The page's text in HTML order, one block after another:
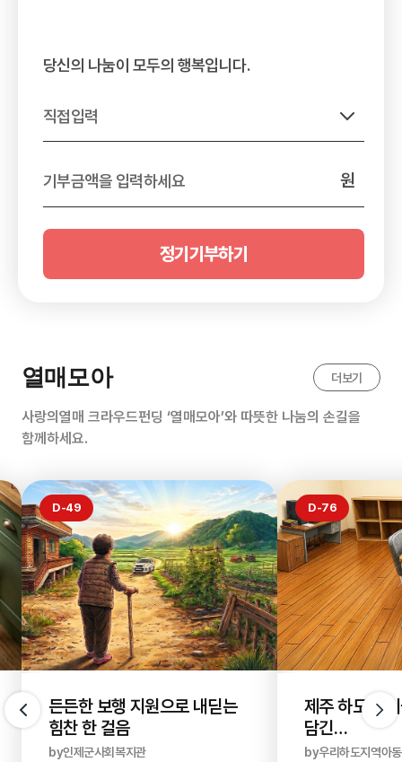
당신의 나눔이 모두의 행복입니다.
직접입력
기부금액을 입력하세요 원
정기기부하기
열매모아
사랑의열매 크라우드펀딩 ‘열매모아’와 따뜻한 나눔의 손길을
함께하세요.
D-49
든든한 보행 지원으로 내딛는
힘찬 한 걸음
by인제군사회복지관
D-76
제주 하도 아
담긴
새 보금자리
by우리하도지역아
더보기